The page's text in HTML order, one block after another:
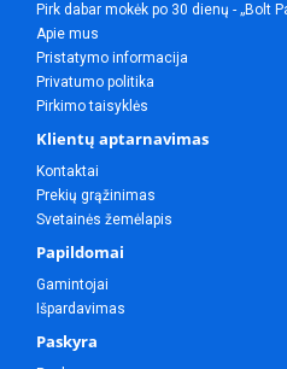
Pirk dabar mokėk po 30 dienų - „Bolt
Apie mus
Pristatymo informacija
Privatumo politika
Pirkimo taisyklės
Klientų aptarnavimas
Kontaktai
Prekių grąžinimas
Svetainės žemėlapis
Papildomai
Gamintojai
Išpardavimas
Paskyra